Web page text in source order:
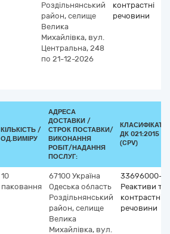
Роздільнянський
район, селище
Велика
Михайлівка, вул.
Центральна, 248
по 21-12-2026
контрастні
речовини
КІЛЬКІСТЬ /
ОД.ВИМІРУ
АДРЕСА
ДОСТАВКИ /
СТРОК ПОСТАВКИ/
ВИКОНАННЯ
РОБІТ/НАДАННЯ
ПОСЛУГ:
ДК 021:2015
(CPV)
10
паковання
67100 Україна
Одеська область
Роздільнянський
район, селище
Велика
Михайлівка, вул.
33696000-5
Реактиви та
контрастні
речовини